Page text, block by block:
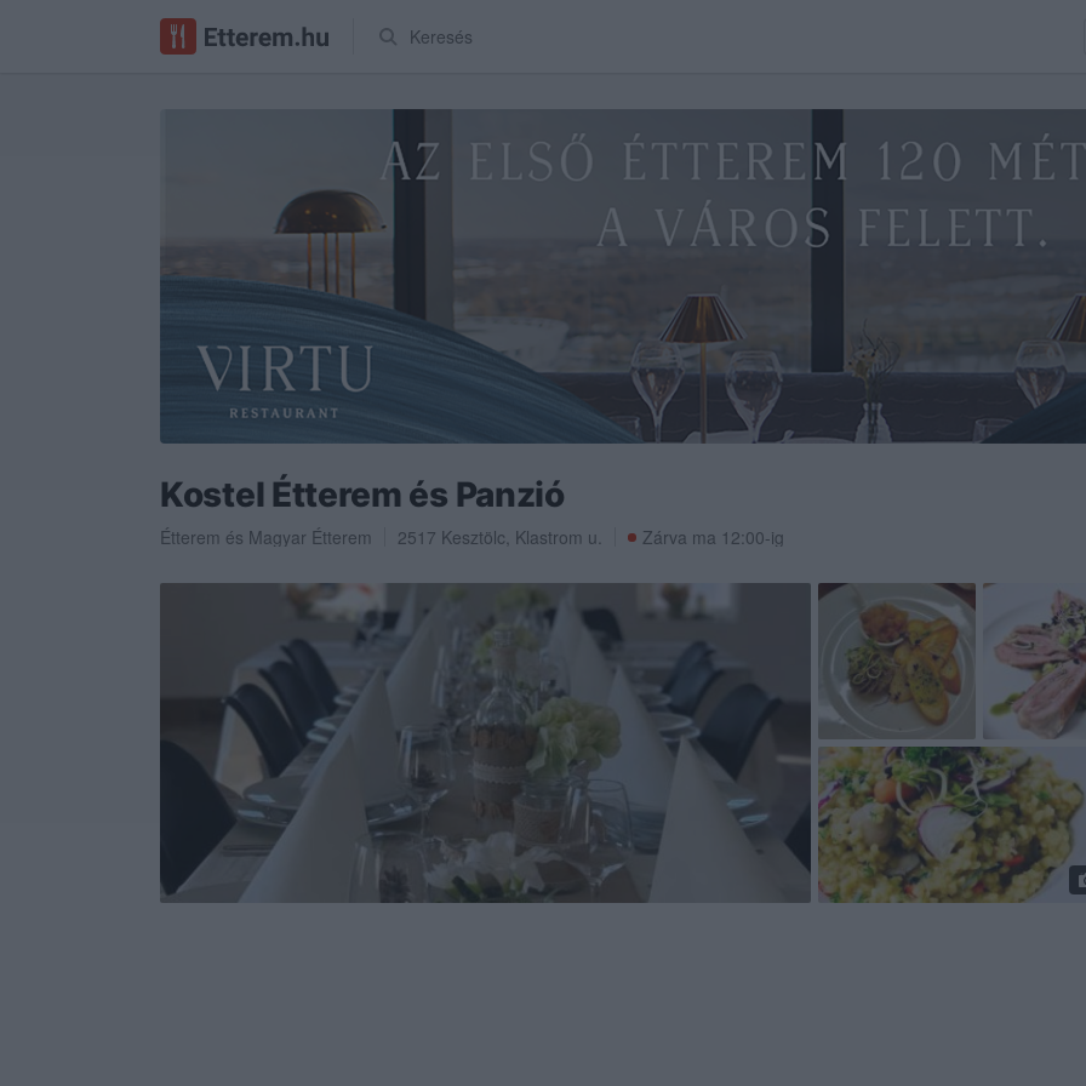
Keresés
Kostel Étterem és Panzió
Étterem és Magyar Étterem 2517 Kesztölc, Klastrom u. Zárva ma 12:00-ig